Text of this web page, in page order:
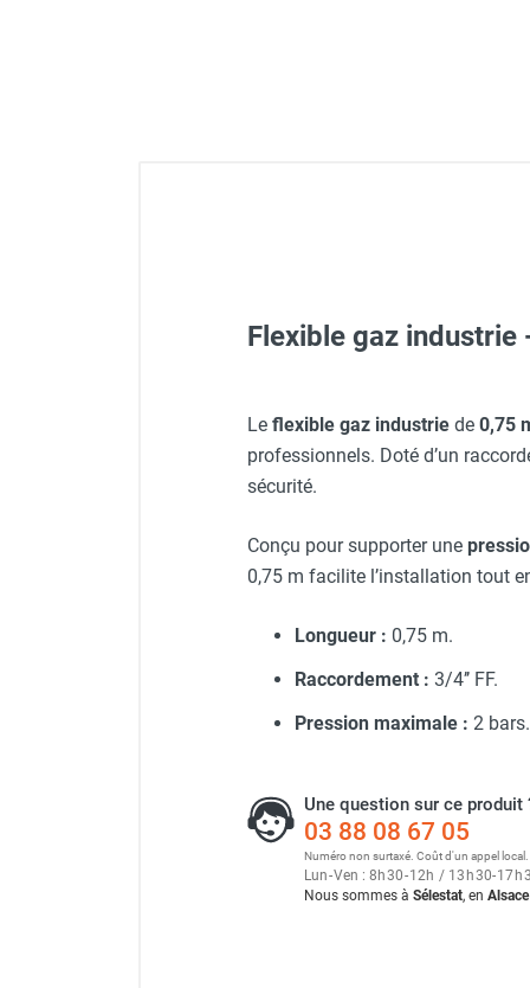
Humidificateur d'air
Purificateur d'air
Neutraliseur d'odeur
Sèche-main et sèche-cheveux
Distributeur de savon
Chauffage fixe atelier
Chauffage au fioul avec réservoir
Chauffage au fioul à raccorder sur
Chauffage polycombustible / huile
Chauffage d'atelier fixe avec brûleur
Chauffage d'atelier suspendu
Aérotherme hélicoïde AH
Aérotherme hélicoïde AH
Aérotherme hélicoïde AH
Flexible gaz industrie
Le flexible gaz industrie de 0,75
professionnels. Doté d’un
sécurité.
Conçu pour supporter une
0,75 m facilite l’installation tout
Longueur : 0,75 m.
Raccordement : 3/4’’ FF.
Pression maximale : 2 bars.
Une question sur ce produit
03 88 08 67 05
Numéro non surtaxé. Coût d'un appel local.
Lun-Ven : 8h30-12h / 13h30-17h
Nous sommes à Sélestat, en Alsace